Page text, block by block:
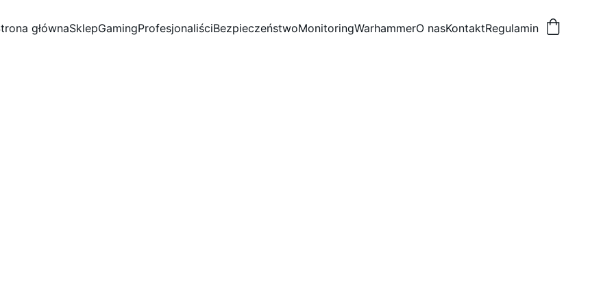
głównaSklepGamingProfesjonaliściBezpieczeństwoMonitoringWarhammerO nasKontaktRegulamin